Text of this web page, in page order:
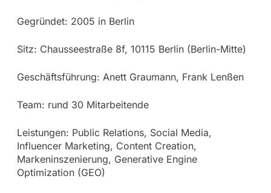
Gegründet: 2005 in Berlin
Sitz: Chausseestraße 8f, 10115 Berlin (Berlin-Mitte)
Geschäftsführung: Anett Graumann, Frank Lenßen
Team: rund 30 Mitarbeitende
Leistungen: Public Relations, Social Media,
Influencer Marketing, Content Creation,
Markeninszenierung, Generative Engine
Optimization (GEO)